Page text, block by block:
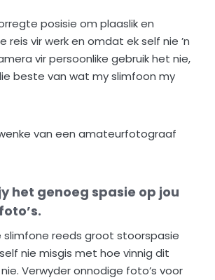
posisie om plaaslik en
reis vir werk en omdat ek self nie ’n
vir persoonlike gebruik het nie,
beste van wat my slimfoon my
van een amateurfotograaf
het genoeg spasie op jou
slimfone reeds groot stoorspasie
nie misgis met hoe vinnig dit
Verwyder onnodige foto’s voor